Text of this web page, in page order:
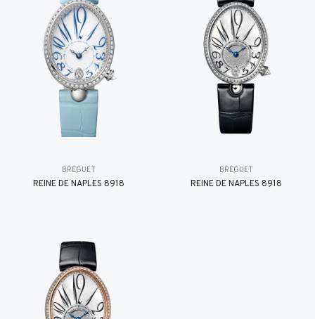
BREGUET
REINE DE NAPLES 8918
BREGUET
REINE DE NAPLES 8918